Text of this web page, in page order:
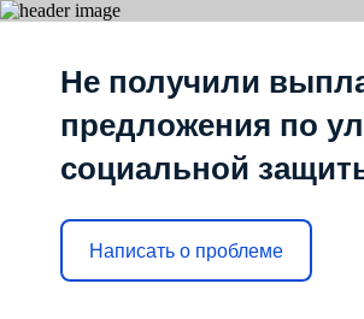
Не получили
предложения по
социальной
Написать о проблеме